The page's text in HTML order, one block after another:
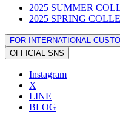
2025 SUMMER
2025 SPRING
FOR INTERNATIONAL
OFFICIAL SNS
Instagram
X
LINE
BLOG